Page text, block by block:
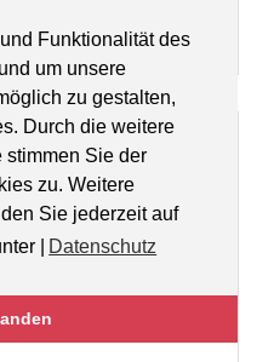
Funktionalität des
um unsere
zu gestalten,
Durch die weitere
stimmen Sie der
zu. Weitere
Sie jederzeit auf
|
Datenschutz